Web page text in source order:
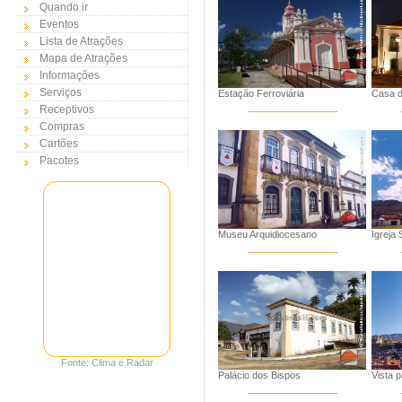
Quando ir
Eventos
Lista de Atrações
Mapa de Atrações
Informações
Serviços
Receptivos
Compras
Cartões
Pacotes
Fonte: Clima e Radar
Estação Ferroviária Casa
Museu Arquidiocesano Igreja
Palácio dos Bispos Vista